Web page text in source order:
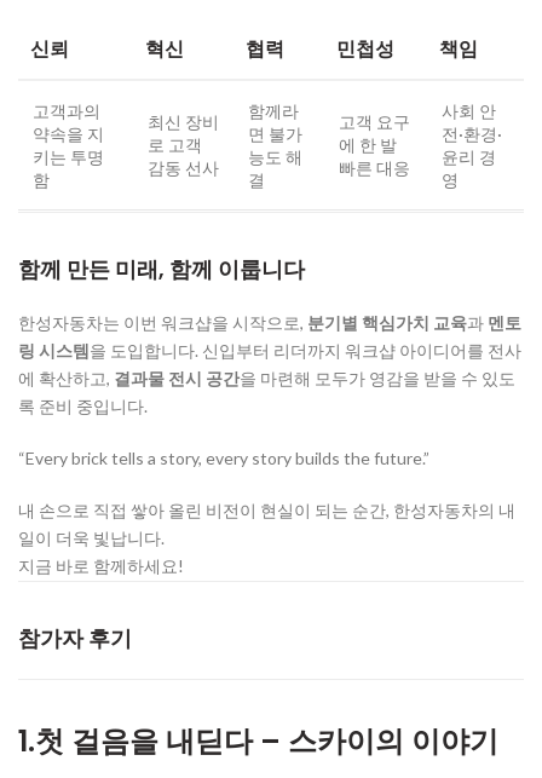
신뢰 혁신 협력 민첩성 책임
고객과의
약속을 지
키는 투명
함
최신 장비
로 고객
감동 선사
함께라
면 불가
능도 해
결
고객 요구
에 한 발
빠른 대응
사회 안
전·환경·
윤리 경
영
함께 만든 미래, 함께 이룹니다
한성자동차는 이번 워크샵을 시작으로, 분기별 핵심가치 교육과 멘토
링 시스템을 도입합니다. 신입부터 리더까지 워크샵 아이디어를 전사
에 확산하고, 결과물 전시 공간을 마련해 모두가 영감을 받을 수 있도
록 준비 중입니다.
“Every brick tells a story, every story builds the future.”
내 손으로 직접 쌓아 올린 비전이 현실이 되는 순간, 한성자동차의 내
일이 더욱 빛납니다.
지금 바로 함께하세요!
참가자 후기
1.첫 걸음을 내딛다 – 스카이의 이야기